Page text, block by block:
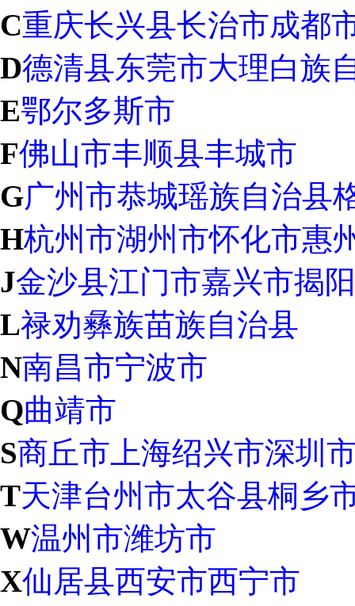
C重庆长兴县长治市成都
D德清县东莞市大理白族
E鄂尔多斯市
F佛山市丰顺县丰城市
G广州市恭城瑶族自治县
H杭州市湖州市怀化市惠
J金沙县江门市嘉兴市揭
L禄劝彝族苗族自治县
N南昌市宁波市
Q曲靖市
S商丘市 上海绍兴市深圳
T天津台州市太谷县桐乡
W温州市潍坊市
X仙居县西安市西宁市